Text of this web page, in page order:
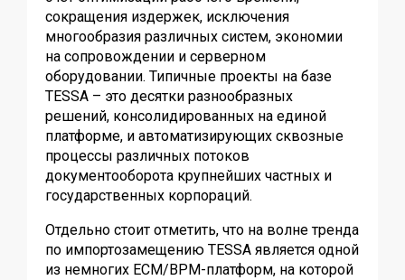
сокращения издержек, исключения
многообразия различных систем, экономии
на сопровождении и серверном
оборудовании. Типичные проекты на базе
TESSA – это десятки разнообразных
решений, консолидированных на единой
платформе, и автоматизирующих сквозные
процессы различных потоков
документооборота крупнейших частных и
государственных корпораций.
Отдельно стоит отметить, что на волне тренда
по импортозамещению TESSA является одной
из немногих ЕСМ/BPM-платформ, на которой